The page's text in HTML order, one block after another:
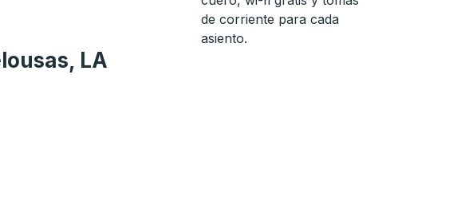
de corriente para cada
asiento.
LA
esta estación de autobuses.